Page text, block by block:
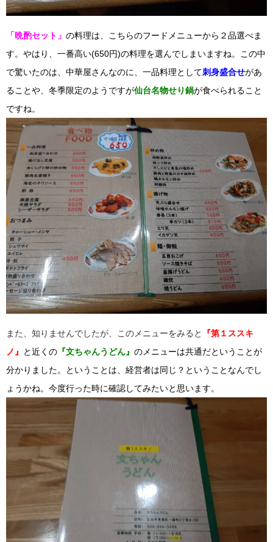
「晩酌セット」 の料理は、こちらのフードメニューから２品選べま
す。やはり、一番高い(650円)の料理を選んでしまいますね。この中
で驚いたのは、中華屋さんなのに、一品料理として刺身盛合せがあ
ることや、冬季限定のようですが仙台名物せり鍋が食べられること
ですね。
また、知りませんでしたが、このメニューをみると 『第１ススキ
ノ』 と近くの 『文ちゃんうどん』 のメニューは共通だということが
分かりました。ということは、経営者は同じ？ということなんでし
ょうかね。今度行った時に確認してみたいと思います。